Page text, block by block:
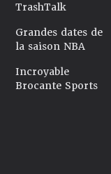
TrashTalk
Grandes dates de
la saison NBA
Incroyable
Brocante Sports